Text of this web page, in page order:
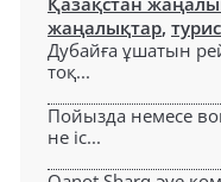
жаңалықтар,
Дубайға ұшатын
тоқ...
Пойызда немесе
не іс...